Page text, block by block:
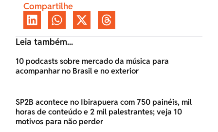
Compartilhe
Leia também...
10 podcasts sobre mercado da música para
acompanhar no Brasil e no exterior
SP2B acontece no Ibirapuera com 750 painéis, mil
horas de conteúdo e 2 mil palestrantes; veja 10
motivos para não perder